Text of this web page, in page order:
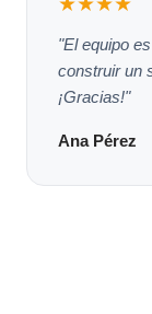
"El equipo
construir un
¡Gracias!"
Ana Pérez